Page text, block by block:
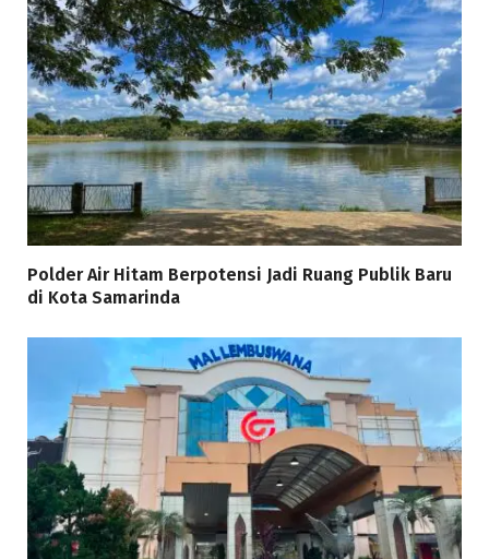
Polder Air Hitam Berpotensi Jadi Ruang Publik Baru
di Kota Samarinda